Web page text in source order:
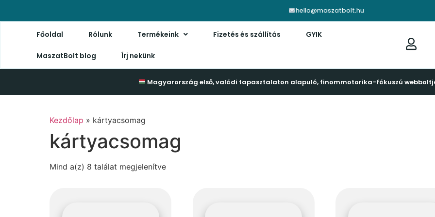
hello@maszatbolt.hu
Főoldal Rólunk Termékeink Fizetés és szállítás GYIK
MaszatBolt blog Írj nekünk
Magyarország első, valódi tapasztalaton alapuló, finommotorika-fókuszú
Kezdőlap » kártyacsomag
kártyacsomag
Mind a(z) 8 találat megjelenítve